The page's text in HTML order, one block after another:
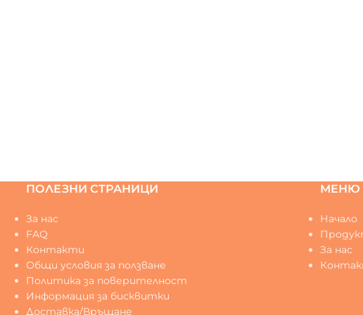
ПОЛЕЗНИ СТРАНИЦИ
За нас
FAQ
Контакти
Общи условия за ползване
Политика за поверителност
Информация за бисквитки
Доставка/Връщане
МЕНЮ
Начало
За нас